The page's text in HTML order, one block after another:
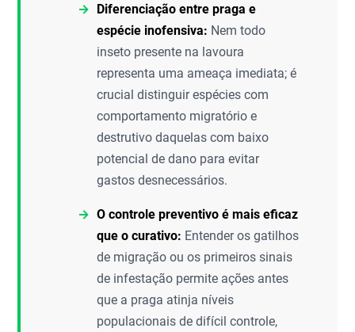
Diferenciação entre praga e
espécie inofensiva: Nem todo
inseto presente na lavoura
representa uma ameaça imediata; é
crucial distinguir espécies com
comportamento migratório e
destrutivo daquelas com baixo
potencial de dano para evitar
gastos desnecessários.
O controle preventivo é mais eficaz
que o curativo: Entender os gatilhos
de migração ou os primeiros sinais
de infestação permite ações antes
que a praga atinja níveis
populacionais de difícil controle,